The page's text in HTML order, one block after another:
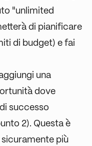
"unlimited
di pianificare
di budget) e fai
una
dove
successo
2). Questa è
più